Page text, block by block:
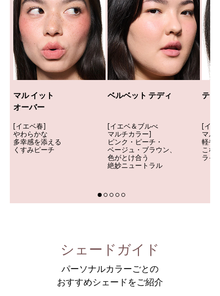
マル イット
オーバー
[イエベ春]
やわらかな
多幸感を添える
くすみピーチ
ベルベット テディ
[イエベ＆ブルべ
マルチカラー]
ピンク・ピーチ・
ベージュ・ブラウン、
色がとけ合う
絶妙ニュートラル
テイ
[イ
マル
軽や
こな
ライ
シェードガイド
パーソナルカラーごとの
おすすめシェードをご紹介